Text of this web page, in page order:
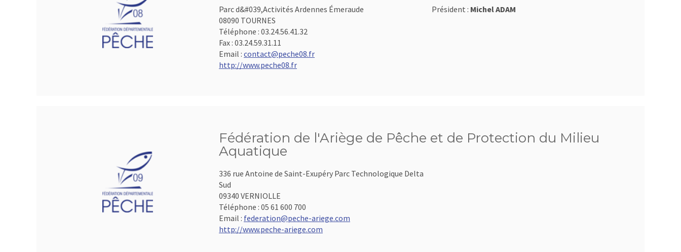
Parc d&#039,Activités Ardennes Émeraude
08090 TOURNES
Téléphone : 03.24.56.41.32
Fax : 03.24.59.31.11
Email : contact@peche08.fr
http://www.peche08.fr
Président : Michel ADAM
Fédération de l'Ariège de Pêche et de Protection du Milieu
Aquatique
336 rue Antoine de Saint-Exupéry Parc Technologique Delta
Sud
09340 VERNIOLLE
Téléphone : 05 61 600 700
Email : federation@peche-ariege.com
http://www.peche-ariege.com